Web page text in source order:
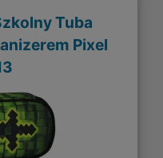
Tuba
Pixel